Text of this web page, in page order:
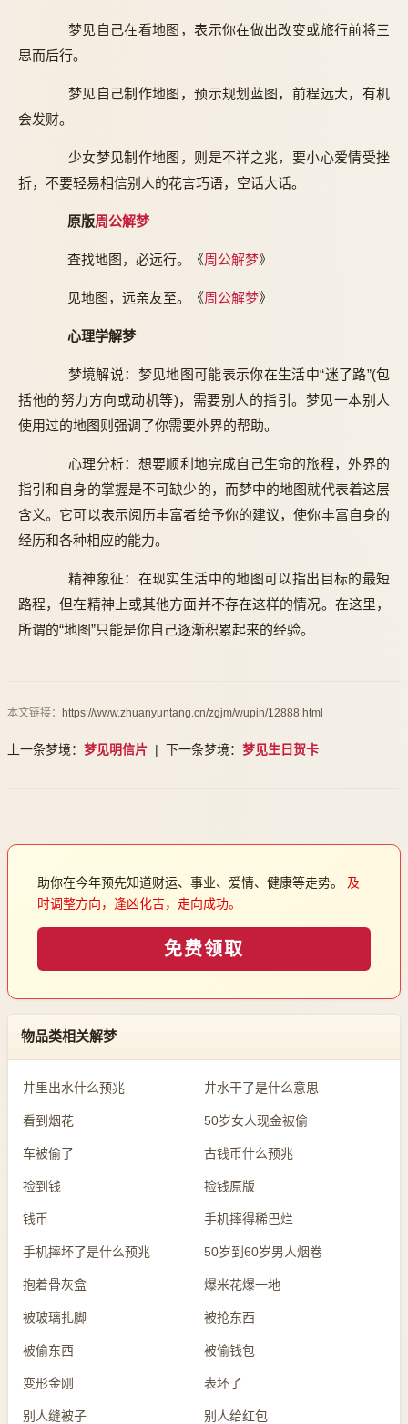
梦见自己在看地图，表示你在做出改变或旅行前将三
思而后行。
梦见自己制作地图，预示规划蓝图，前程远大，有机
会发财。
少女梦见制作地图，则是不祥之兆，要小心爱情受挫
折，不要轻易相信别人的花言巧语，空话大话。
原版周公解梦
査找地图，必远行。《周公解梦》
见地图，远亲友至。《周公解梦》
心理学解梦
梦境解说：梦见地图可能表示你在生活中“迷了路”(包
括他的努力方向或动机等)，需要别人的指引。梦见一本别人
使用过的地图则强调了你需要外界的帮助。
心理分析：想要顺利地完成自己生命的旅程，外界的
指引和自身的掌握是不可缺少的，而梦中的地图就代表着这层
含义。它可以表示阅历丰富者给予你的建议，使你丰富自身的
经历和各种相应的能力。
精神象征：在现实生活中的地图可以指出目标的最短
路程，但在精神上或其他方面并不存在这样的情况。在这里，
所谓的“地图”只能是你自己逐渐积累起来的经验。
本文链接： https://www.zhuanyuntang.cn/zgjm/wupin/12888.html
上一条梦境： 梦见明信片 | 下一条梦境： 梦见生日贺卡
助你在今年预先知道财运、事业、爱情、健康等走势。 及
时调整方向，逢凶化吉，走向成功。
免费领取
物品类相关解梦
井里出水什么预兆 井水干了是什么意思
看到烟花 50岁女人现金被偷
车被偷了 古钱币什么预兆
捡到钱 捡钱原版
钱币 手机摔得稀巴烂
手机摔坏了是什么预兆 50岁到60岁男人烟卷
抱着骨灰盒 爆米花爆一地
被玻璃扎脚 被抢东西
被偷东西 被偷钱包
变形金刚 表坏了
别人缝被子 别人给红包